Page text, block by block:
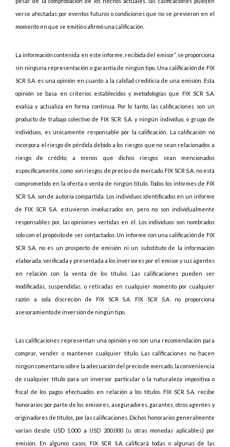
verse afectadas por eventos futuros o condiciones que no se previeron en el
momento en que se emitió o afirmó una calificación.
La información contenida en este informe, recibida del emisor”, se proporciona
sin ninguna representación o garantía de ningún tipo. Una calificación de FIX
SCR S.A. es una opinión en cuanto a la calidad crediticia de una emisión. Esta
opinión se basa en criterios establecidos y metodologías que FIX SCR S.A.
evalúa y actualiza en forma continua. Por lo tanto, las calificaciones son un
producto de trabajo colectivo de FIX SCR S.A. y ningún individuo, o grupo de
individuos, es únicamente responsable por la calificación. La calificación no
incorpora el riesgo de pérdida debido a los riesgos que no sean relacionados a
riesgo de crédito, a menos que dichos riesgos sean mencionados
específicamente, como son riesgos de precio o de mercado. FIX SCR S.A. no está
comprometido en la oferta o venta de ningún título. Todos los informes de FIX
SCR S.A. son de autoría compartida. Los individuos identificados en un informe
de FIX SCR S.A. estuvieron involucrados en, pero no son individualmente
responsables por, las opiniones vertidas en él. Los individuos son nombrados
solo con el propósito de ser contactados. Un informe con una calificación de FIX
SCR S.A. no es un prospecto de emisión ni un substituto de la información
elaborada, verificada y presentada a los inversores por el emisor y sus agentes
en relación con la venta de los títulos. Las calificaciones pueden ser
modificadas, suspendidas, o retiradas en cualquier momento por cualquier
razón a sola discreción de FIX SCR S.A. FIX SCR S.A. no proporciona
asesoramiento de inversión de ningún tipo.
Las calificaciones representan una opinión y no son una recomendación para
comprar, vender o mantener cualquier título. Las calificaciones no hacen
ningún comentario sobre la adecuación del precio de mercado, la conveniencia
de cualquier título para un inversor particular o la naturaleza impositiva o
fiscal de los pagos efectuados en relación a los títulos. FIX SCR S.A. recibe
honorarios por parte de los emisores, aseguradores, garantes, otros agentes y
originadores de títulos, por las calificaciones. Dichos honorarios generalmente
varían desde USD 1.000 a USD 200.000 (u otras monedas aplicables) por
emisión. En algunos casos, FIX SCR S.A. calificará todas o algunas de las